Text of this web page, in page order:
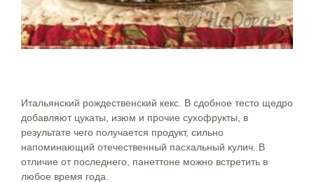
Итальянский рождественский кекс. В сдобное тесто щедро
добавляют цукаты, изюм и прочие сухофрукты, в
результате чего получается продукт, сильно
напоминающий отечественный пасхальный кулич. В
отличие от последнего, панеттоне можно встретить в
любое время года.